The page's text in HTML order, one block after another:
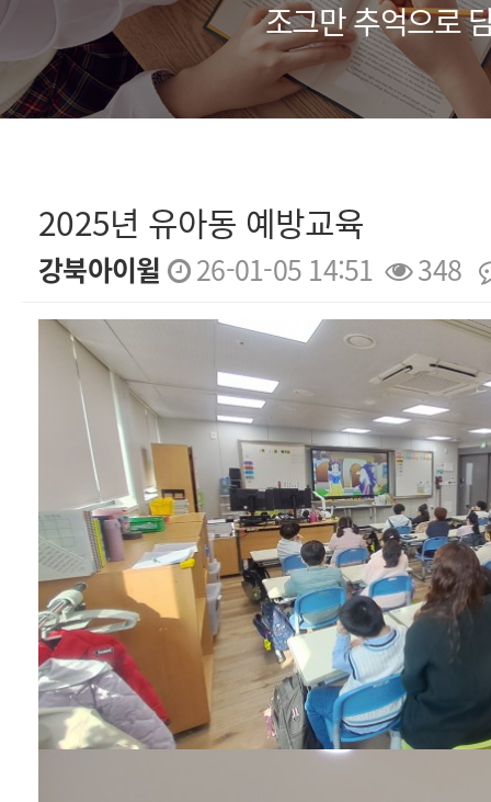
조그만 추억으로
2025년 유아동 예방교육
강북아이윌 26-01-05 14:51 348
본문